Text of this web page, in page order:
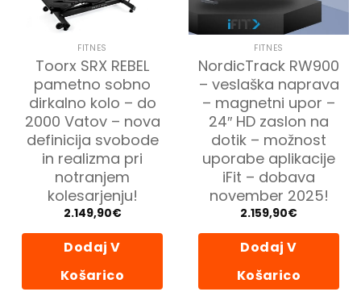
FITNES
Toorx SRX REBEL
pametno sobno
dirkalno kolo – do
2000 Vatov – nova
definicija svobode
in realizma pri
notranjem
kolesarjenju!
2.149,90€
Dodaj V
Košarico
FITNES
NordicTrack RW900
– veslaška naprava
– magnetni upor –
24″ HD zaslon na
dotik – možnost
uporabe aplikacije
iFit – dobava
november 2025!
2.159,90€
Dodaj V
Košarico